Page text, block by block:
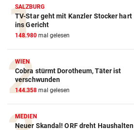
SALZBURG
TV-Star geht mit Kanzler Stocker hart
ins Gericht
148.980 mal gelesen
WIEN
Cobra stürmt Dorotheum, Täter ist
verschwunden
144.358 mal gelesen
MEDIEN
Neuer Skandal! ORF dreht Haushalten